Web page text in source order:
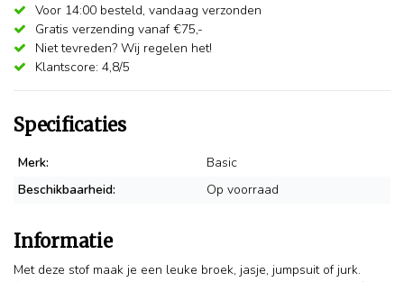
Voor 14:00 besteld, vandaag verzonden
Gratis verzending vanaf €75,-
Niet tevreden? Wij regelen het!
Klantscore: 4,8/5
Specificaties
Merk:
Basic
Beschikbaarheid:
Op voorraad
Informatie
Met deze stof maak je een leuke broek, jasje, jumpsuit of jurk.